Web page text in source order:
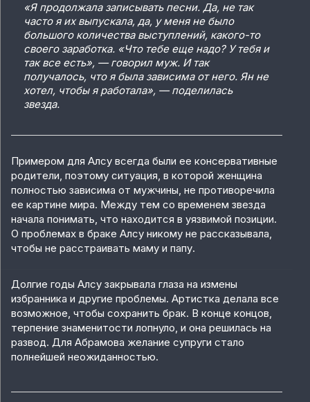
«Я продолжала записывать песни. Да, не так
часто я их выпускала, да, у меня не было
большого количества выступлений, какого-то
своего заработка. «Что тебе еще надо? У тебя и
так все есть», — говорил муж. И так
получалось, что я была зависима от него. Ян не
хотел, чтобы я работала», — поделилась
звезда.
Примером для Алсу всегда были ее консервативные
родители, поэтому ситуация, в которой женщина
полностью зависима от мужчины, не противоречила
ее картине мира. Между тем со временем звезда
начала понимать, что находится в уязвимой позиции.
О проблемах в браке Алсу никому не рассказывала,
чтобы не расстраивать маму и папу.
Долгие годы Алсу закрывала глаза на измены
избранника и другие проблемы. Артистка делала все
возможное, чтобы сохранить брак. В конце концов,
терпение знаменитости лопнуло, и она решилась на
развод. Для Абрамова желание супруги стало
полнейшей неожиданностью.